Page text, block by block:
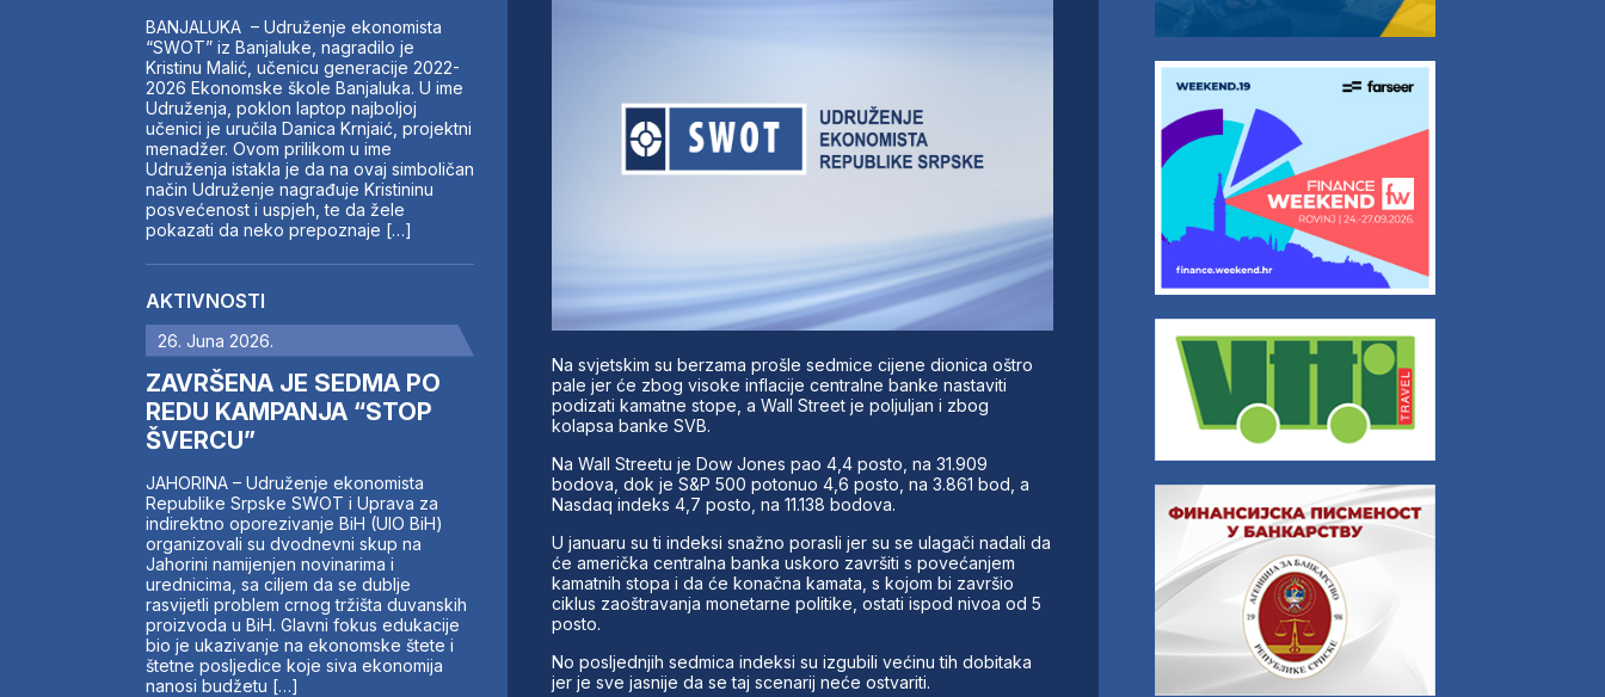
AKTIVNOSTI
SWOT INTERVJU
UČLANI SE
KONTAKT
BANJALUKA – Udruženje ekonomista
“SWOT” iz Banjaluke, nagradilo je
Kristinu Malić, učenicu generacije 2022-
2026 Ekonomske škole Banjaluka. U ime
Udruženja, poklon laptop najboljoj
učenici je uručila Danica Krnjaić, projektni
menadžer. Ovom prilikom u ime
Udruženja istakla je da na ovaj simboličan
način Udruženje nagrađuje Kristininu
posvećenost i uspjeh, te da žele
pokazati da neko prepoznaje […]
AKTIVNOSTI
26. Juna 2026.
ZAVRŠENA JE SEDMA PO
REDU KAMPANJA “STOP
ŠVERCU”
JAHORINA – Udruženje ekonomista
Republike Srpske SWOT i Uprava za
indirektno oporezivanje BiH (UIO BiH)
organizovali su dvodnevni skup na
Jahorini namijenjen novinarima i
urednicima, sa ciljem da se dublje
rasvijetli problem crnog tržišta duvanskih
proizvoda u BiH. Glavni fokus edukacije
bio je ukazivanje na ekonomske štete i
štetne posljedice koje siva ekonomija
nanosi budžetu […]
Na svjetskim su berzama prošle sedmice cijene dionica oštro
pale jer će zbog visoke inflacije centralne banke nastaviti
podizati kamatne stope, a Wall Street je poljuljan i zbog
kolapsa banke SVB.
Na Wall Streetu je Dow Jones pao 4,4 posto, na 31.909
bodova, dok je S&P 500 potonuo 4,6 posto, na 3.861 bod, a
Nasdaq indeks 4,7 posto, na 11.138 bodova.
U januaru su ti indeksi snažno porasli jer su se ulagači nadali da
će američka centralna banka uskoro završiti s povećanjem
kamatnih stopa i da će konačna kamata, s kojom bi završio
ciklus zaoštravanja monetarne politike, ostati ispod nivoa od 5
posto.
No posljednjih sedmica indeksi su izgubili većinu tih dobitaka
jer je sve jasnije da se taj scenarij neće ostvariti.